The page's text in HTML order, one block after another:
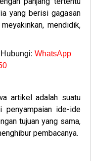
yang berisi gagasan
mendidik,
WhatsApp
artikel adalah suatu
penyampaian ide-ide
tujuan yang sama,
pembacanya.